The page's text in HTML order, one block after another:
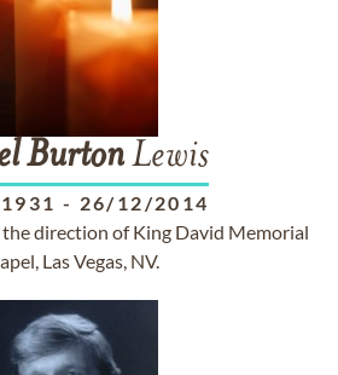
BurtonLewis
- 26/12/2014
direction of King David Memorial
Las Vegas, NV.